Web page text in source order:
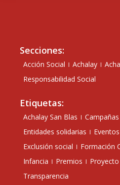
Secciones:
Acción Social Achalay
Responsabilidad Social
Etiquetas:
Achalay San Blas
Entidades solidarias
Exclusión social
Formación
Infancia
Premios Proyecto
Transparencia